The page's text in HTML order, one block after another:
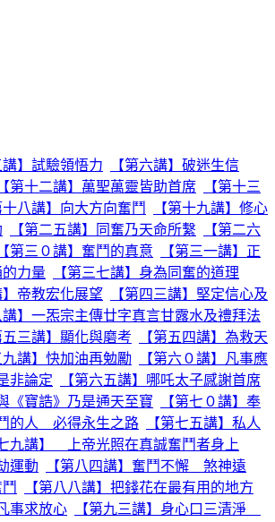
講】試驗領悟力
【第六講】破迷生信
【第十二講】萬聖萬靈皆助首席
【第十三
十八講】向大方向奮鬥
【第十九講】修心
【第二五講】同奮乃天命所繫
【第二六
【第三０講】奮鬥的真意
【第三一講】正
的力量
【第三七講】身為同奮的道理
】帝教宏化展望
【第四三講】堅定信心及
講】一炁宗主傳廿字真言甘露水及禮拜法
五三講】顯化與磨考
【第五四講】為救天
九講】快加油再勉勵
【第六０講】凡事應
非論定
【第六五講】哪吒太子感謝首席
《寶誥》乃是通天至寶
【第七０講】奉
的人 必得永生之路
【第七五講】私人
七九講】 上帝光照在真誠奮鬥者身上
運動
【第八四講】奮鬥不懈 煞神遠
【第八八講】把錢花在最有用的地方
事求放心
【第九三講】身心口三清淨